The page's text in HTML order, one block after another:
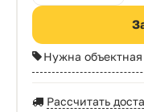
Нужна объектная
Рассчитать